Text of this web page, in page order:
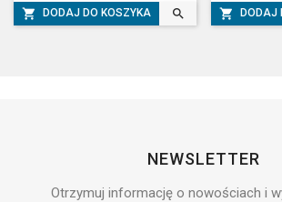
 DODAJ DO KOSZYKA   DODAJ
NEWSLETTER
Otrzymuj informację o nowościach i